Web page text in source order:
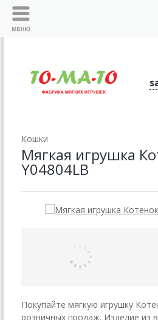
Кошки
Мягкая игрушка
Y04804LB
Покупайте мягкую игрушку
розничных продаж. Изделие из